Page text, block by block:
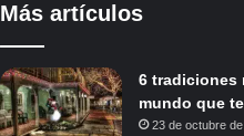
Más artículos
6 tradiciones
mundo que
23 de octubre de